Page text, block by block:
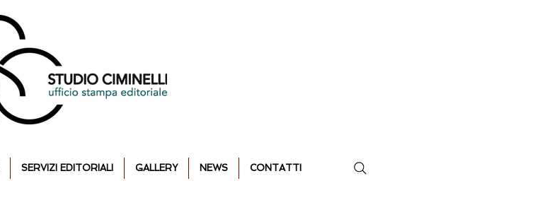
SERVIZI EDITORIALI GALLERY NEWS CONTATTI